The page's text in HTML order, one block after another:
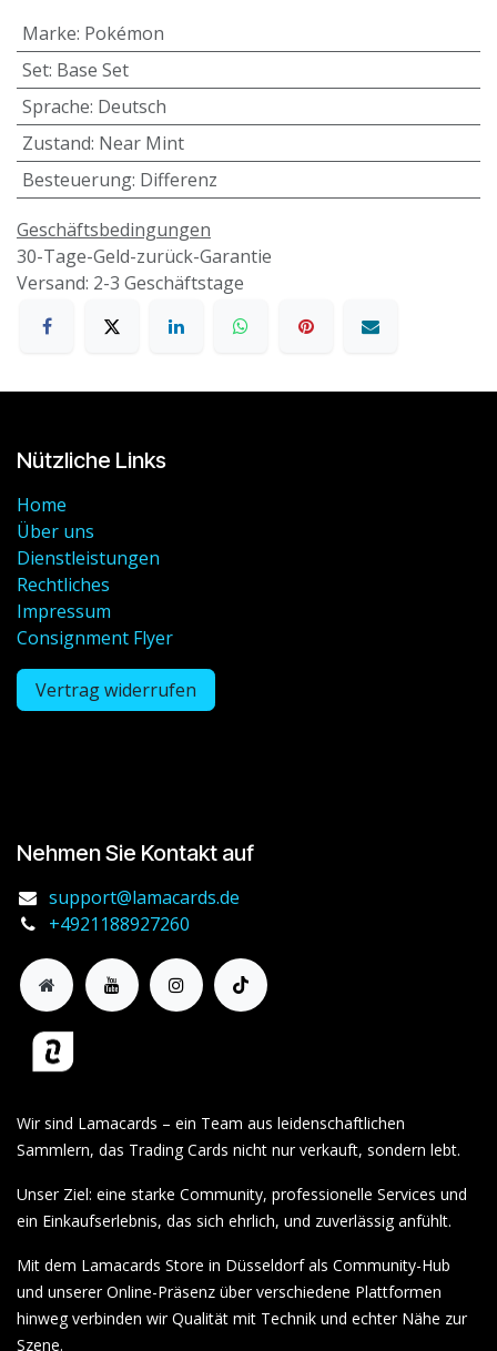
Marke: Pokémon
Set: Base Set
Sprache: Deutsch
Zustand: Near Mint
Besteuerung: Differenz
Geschäftsbedingungen
30-Tage-Geld-zurück-Garantie
Versand: 2-3 Geschäftstage
Nützliche Links
Home
Über uns
Dienstleistungen
Rechtliches
Impressum
Consignment Flyer
Vertrag widerrufen
Nehmen Sie Kontakt auf
support@lamacards.de
+4921188927260
Wir sind Lamacards – ein Team aus leidenschaftlichen
Sammlern, das Trading Cards nicht nur verkauft, sondern lebt.
Unser Ziel: eine starke Community, professionelle Services und
ein Einkaufserlebnis, das sich ehrlich, und zuverlässig anfühlt.
Mit dem Lamacards Store in Düsseldorf als Community-Hub
und unserer Online-Präsenz über verschiedene Plattformen
hinweg verbinden wir Qualität mit Technik und echter Nähe zur
Szene.